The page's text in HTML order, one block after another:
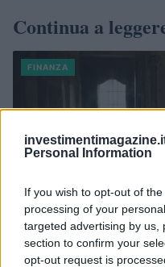
Personal Information
If you wish to opt-out of
processing of your
targeted advertising by us,
section to confirm your
opt-out request is
Continua a
FINANZA